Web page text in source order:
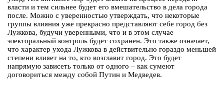
власти и тем сильнее будет его вмешательство в дела города
после. Можно с уверенностью утверждать, что некоторые
группы влияния уже прекрасно представляют себе город без
Лужкова, будучи уверенными, что и в этом случае
электоральный контроль будет сохранен. Это также означает,
что характер ухода Лужкова в действительно гораздо меньшей
степени влияет на то, кто возглавит город. Это будет
напрямую зависеть только от одного – как сумеют
договориться между собой Путин и Медведев.